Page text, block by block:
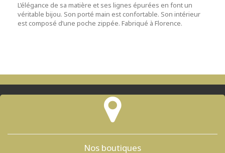
L’élégance de sa matière et ses lignes épurées en font un
véritable bijou. Son porté main est confortable. Son intérieur
est composé d’une poche zippée. Fabriqué à Florence.
Nos boutiques